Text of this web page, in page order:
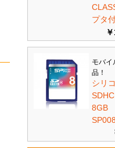
プタ
モバイ
品！
シリ
8GB